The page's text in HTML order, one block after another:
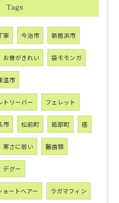
Tags
寧 今治市 新居浜市
お骨がきれい 袋モモンガ
温市
トリーバー フェレット
市 松前町 砥部町 癌
寒さに弱い 齧歯類
デグー
ョートヘアー ラガマフィン